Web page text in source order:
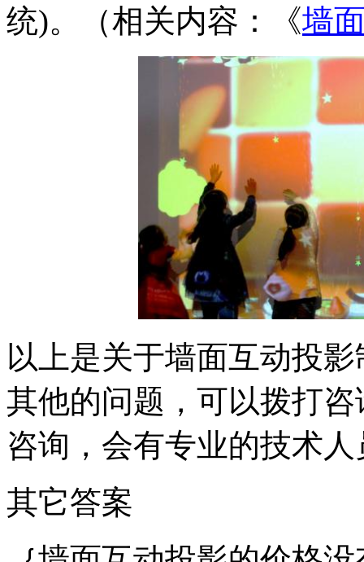
统)。（相关内容：《墙
以上是关于墙面互动投
其他的问题，可以拨打咨
咨询，会有专业的技术
其它答案